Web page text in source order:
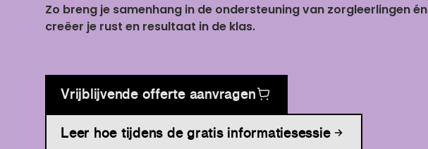
Zo breng je samenhang in de ondersteuning van zorgleerlingen én
creëer je rust en resultaat in de klas.
Vrijblijvende offerte aanvragen
Leer hoe tijdens de gratis informatiesessie